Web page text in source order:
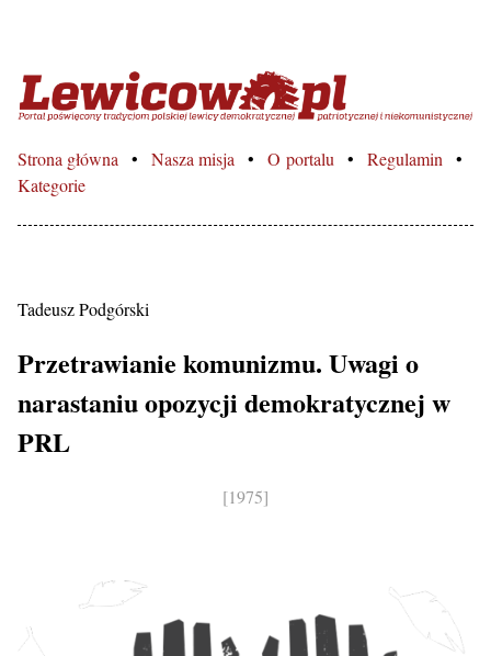
Lewicowo.pl – Portal
Strona główna Nasza misja O portalu
Regulamin
Kategorie
Tadeusz Podgórski
Przetrawianie komunizmu. Uwagi o
narastaniu opozycji demokratycznej w
PRL
[1975]